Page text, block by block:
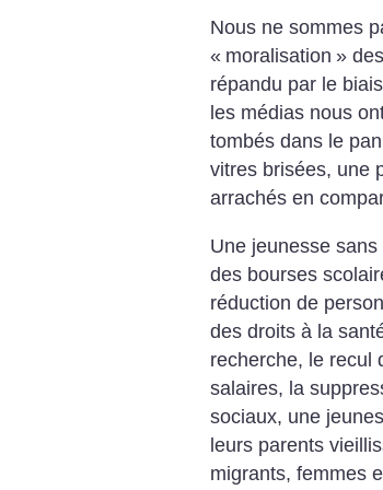
Nous ne sommes
« moralisation »
répandu par le
les médias nous
tombés dans le
vitres brisées, une
arrachés en
Une jeunesse
des bourses
réduction de
des droits à la
recherche, le recul
salaires, la
sociaux, une
leurs parents
migrants, femmes